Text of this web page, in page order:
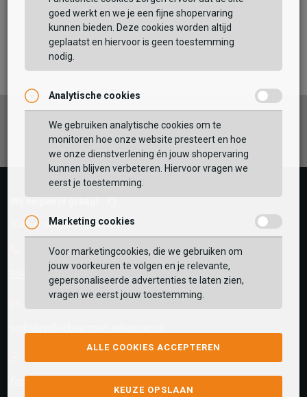
Facebook InstagramPinterest
Wij helpen je graag!
Klantenservice is gesloten
Telefoon
0545-280081
E-mail Antwoord binnen 24 uur
facebook.com/SchuurmanSchoenen
goed werkt en we je een fijne shopervaring
kunnen bieden. Deze cookies worden altijd
geplaatst en hiervoor is geen toestemming
nodig.
Analytische cookies
We gebruiken analytische cookies om te
monitoren hoe onze website presteert en hoe
we onze dienstverlening én jouw shopervaring
kunnen blijven verbeteren. Hiervoor vragen we
eerst je toestemming.
Marketing cookies
Voor marketingcookies, die we gebruiken om
jouw voorkeuren te volgen en je relevante,
gepersonaliseerde advertenties te laten zien,
vragen we eerst jouw toestemming.
ALLE COOKIES ACCEPTEREN
KEUZE OPSLAAN